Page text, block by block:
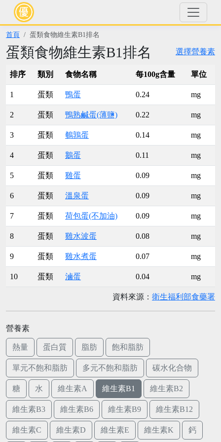
首頁 蛋類食物維生素B1排名
選擇營養素
蛋類食物維生素B1排名
排序 類別 食物名稱 每100g含量 單位
1 蛋類 鴨蛋 0.24 mg
2 蛋類 鴨熟鹹蛋(薄鹽) 0.22 mg
3 蛋類 鵪鶉蛋 0.14 mg
4 蛋類 鵝蛋 0.11 mg
5 蛋類 雞蛋 0.09 mg
6 蛋類 溫泉蛋 0.09 mg
7 蛋類 荷包蛋(不加油) 0.09 mg
8 蛋類 雞水波蛋 0.08 mg
9 蛋類 雞水煮蛋 0.07 mg
10 蛋類 滷蛋 0.04 mg
資料來源： 衛生福利部食藥署
營養素
熱量 蛋白質 脂肪 飽和脂肪
單元不飽和脂肪 多元不飽和脂肪 碳水化合物
糖 水 維生素A 維生素B1 維生素B2
維生素B3 維生素B6 維生素B9 維生素B12
維生素C 維生素D 維生素E 維生素K 鈣